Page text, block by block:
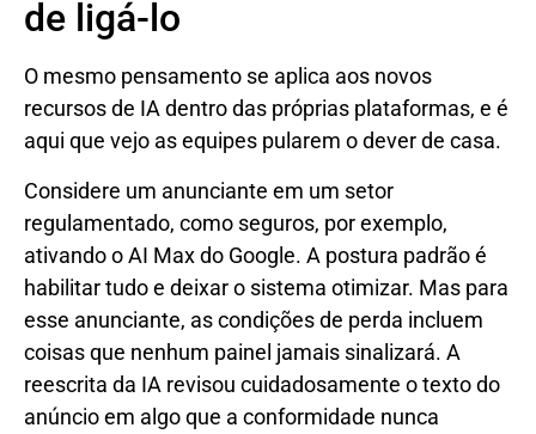
de ligá-lo
O mesmo pensamento se aplica aos novos
recursos de IA dentro das próprias plataformas, e é
aqui que vejo as equipes pularem o dever de casa.
Considere um anunciante em um setor
regulamentado, como seguros, por exemplo,
ativando o AI Max do Google. A postura padrão é
habilitar tudo e deixar o sistema otimizar. Mas para
esse anunciante, as condições de perda incluem
coisas que nenhum painel jamais sinalizará. A
reescrita da IA ​​revisou cuidadosamente o texto do
anúncio em algo que a conformidade nunca